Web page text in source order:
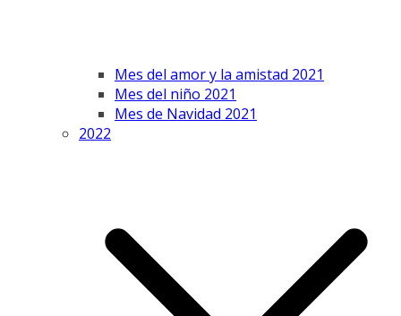
Mes del amor y la amistad 2021
Mes del niño 2021
Mes de Navidad 2021
2022